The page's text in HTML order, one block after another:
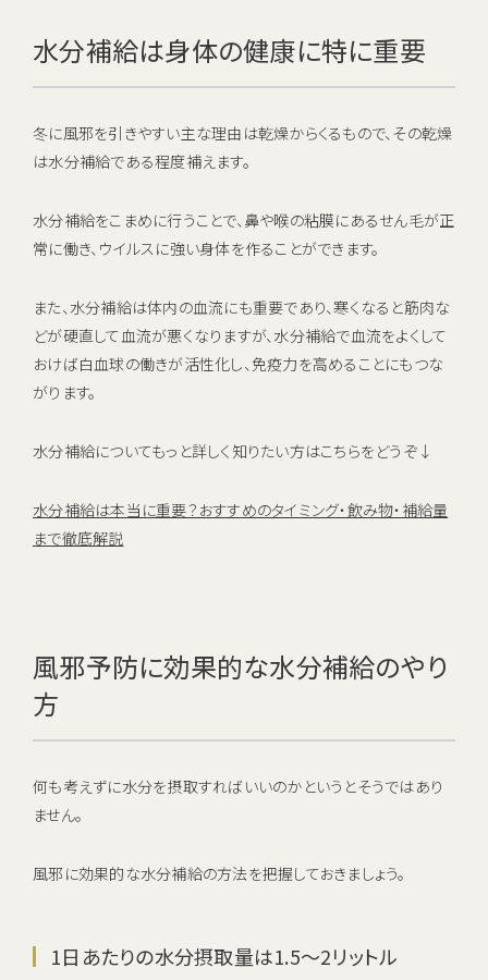
水分補給は身体の健康に特に重要
冬に風邪を引きやすい主な理由は乾燥からくるもので、その乾燥
は水分補給である程度補えます。
水分補給をこまめに行うことで、鼻や喉の粘膜にあるせん毛が正
常に働き、ウイルスに強い身体を作ることができます。
また、水分補給は体内の血流にも重要であり、寒くなると筋肉な
どが硬直して血流が悪くなりますが、水分補給で血流をよくして
おけば白血球の働きが活性化し、免疫力を高めることにもつな
がります。
水分補給についてもっと詳しく知りたい方はこちらをどうぞ↓
水分補給は本当に重要？おすすめのタイミング・飲み物・補給量
まで徹底解説
風邪予防に効果的な水分補給のやり
方
何も考えずに水分を摂取すればいいのかというとそうではあり
ません。
風邪に効果的な水分補給の方法を把握しておきましょう。
1日あたりの水分摂取量は1.5〜2リットル